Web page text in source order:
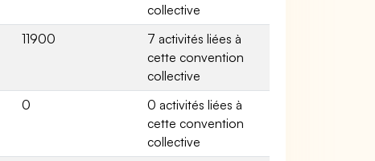
collective
11900
7 activités liées à
cette convention
collective
0
0 activités liées à
cette convention
collective